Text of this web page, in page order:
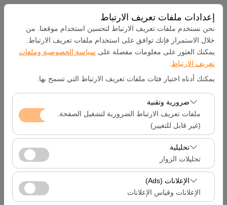
إعدادات ملفات تعريف الارتباط
نحن نستخدم ملفات تعريف الارتباط لتحسين استخدام موقعنا. من
خلال الاستمرار فإنك توافق على استخدام ملفات تعريف الارتباط.
يمكنك العثور على معلومات مفصلة على سياسة الخصوصية وملفات
تعريف الارتباط
يمكنك أدناه اختيار فئات ملفات تعريف الارتباط التي تسمح بها.
ضرورية وتقنية
ملفات تعريف الارتباط الضرورية لتشغيل الصفحة.
(غير قابل للتغيير)
تعد ملفات تعريف الارتباط هذه ضرورية لعمل الموقع بشكل
صحيح، والأمان، وإدارة الجلسات، والوظائف الأساسية. لا يمكن
تعطيلها.
تحليلية
تحليلات الزوار
تتيح لنا ملفات تعريف الارتباط هذه تحليل كيفية استخدام موقعنا
(عدد الزوار، الصفحات الأكثر زيارة، سلوك المستخدمين).
تُستخدم هذه البيانات لقياس أداء الموقع وتحسين تجربة
الإعلانات (Ads)
الإعلانات وقياس الإعلانات
بيك اب الموقع
Hatay Samandağ
تحديد موقع مختلف الانزال
تاريخ الالتقاط والوقت
تاريخ العودة والوقت